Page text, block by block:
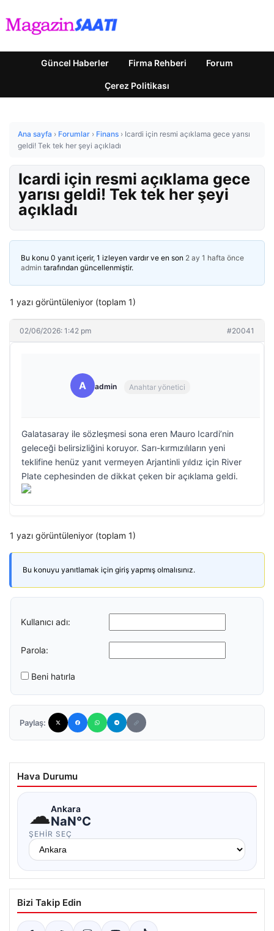
Güncel Haberler Firma Rehberi Forum
Çerez Politikası
Ana sayfa › Forumlar › Finans › Icardi için resmi açıklama gece yarısı
geldi! Tek tek her şeyi açıkladı
Icardi için resmi açıklama gece
yarısı geldi! Tek tek her şeyi
açıkladı
Bu konu 0 yanıt içerir, 1 izleyen vardır ve en son 2 ay 1 hafta önce
admin tarafından güncellenmiştir.
1 yazı görüntüleniyor (toplam 1)
02/06/2026: 1:42 pm #20041
A admin Anahtar yönetici
Galatasaray ile sözleşmesi sona eren Mauro Icardi’nin
geleceği belirsizliğini koruyor. Sarı-kırmızılıların yeni
teklifine henüz yanıt vermeyen Arjantinli yıldız için River
Plate cephesinden de dikkat çeken bir açıklama geldi.
1 yazı görüntüleniyor (toplam 1)
Bu konuyu yanıtlamak için giriş yapmış olmalısınız.
Kullanıcı adı:
Parola:
Beni hatırla
Paylaş:
Hava Durumu
☁Ankara
NaN°C
ŞEHIR SEÇ
Bizi Takip Edin